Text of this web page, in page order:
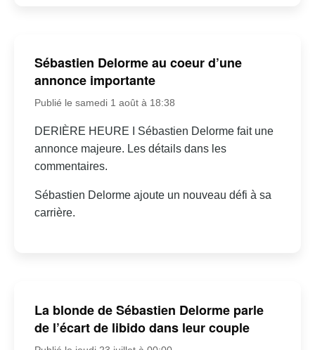
Sébastien Delorme au coeur d’une
annonce importante
Publié le samedi 1 août à 18:38
DERIÈRE HEURE I Sébastien Delorme fait une
annonce majeure. Les détails dans les
commentaires.
Sébastien Delorme ajoute un nouveau défi à sa
carrière.
La blonde de Sébastien Delorme parle
de l’écart de libido dans leur couple